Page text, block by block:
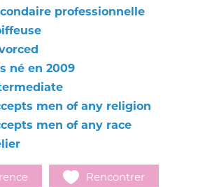
professionnelle
né en 2009
men of any religion
men of any race
Rencontrer